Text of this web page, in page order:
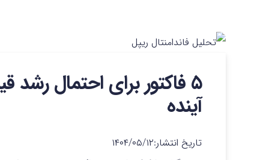
آینده
تاریخ انتشار:۱۴۰۴/۰۵/۱۲